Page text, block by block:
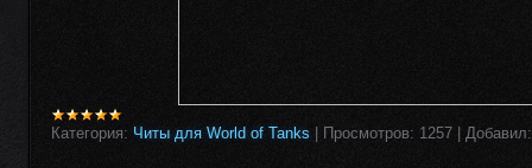
Категория: Читы для World of Tanks Просмотров: 1257 Добавил: